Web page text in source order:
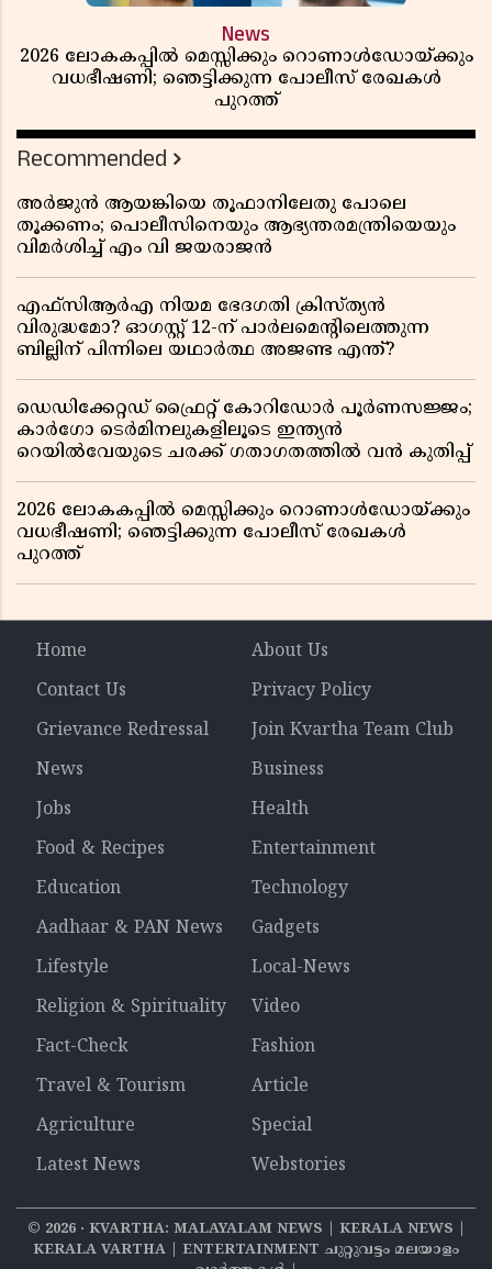
News
2026 ലോകകപ്പിൽ മെസ്സിക്കും റൊണാൾഡോയ്ക്കും
വധഭീഷണി; ഞെട്ടിക്കുന്ന പോലീസ് രേഖകൾ
പുറത്ത്
Recommended
അർജുൻ ആയങ്കിയെ തൂഫാനിലേതു പോലെ
തൂക്കണം; പൊലീസിനെയും ആഭ്യന്തരമന്ത്രിയെയും
വിമർശിച്ച് എം വി ജയരാജൻ
എഫ്സിആർഎ നിയമ ഭേദഗതി ക്രിസ്ത്യൻ
വിരുദ്ധമോ? ഓഗസ്റ്റ് 12-ന് പാർലമെന്റിലെത്തുന്ന
ബില്ലിന് പിന്നിലെ യഥാർത്ഥ അജണ്ട എന്ത്?
ഡെഡിക്കേറ്റഡ് ഫ്രൈറ്റ് കോറിഡോർ പൂർണസജ്ജം;
കാർഗോ ടെർമിനലുകളിലൂടെ ഇന്ത്യൻ
റെയിൽവേയുടെ ചരക്ക് ഗതാഗതത്തിൽ വൻ കുതിപ്പ്
2026 ലോകകപ്പിൽ മെസ്സിക്കും റൊണാൾഡോയ്ക്കും
വധഭീഷണി; ഞെട്ടിക്കുന്ന പോലീസ് രേഖകൾ
പുറത്ത്
Home
About Us
Contact Us
Privacy Policy
Grievance Redressal
Join Kvartha Team Club
News
Business
Jobs
Health
Food & Recipes
Entertainment
Education
Technology
Aadhaar & PAN News
Gadgets
Lifestyle
Local-News
Religion & Spirituality
Video
Fact-Check
Fashion
Travel & Tourism
Article
Agriculture
Special
Latest News
Webstories
© 2026‧ KVARTHA: MALAYALAM NEWS | KERALA NEWS |
KERALA VARTHA | ENTERTAINMENT ചുറ്റുവട്ടം മലയാളം